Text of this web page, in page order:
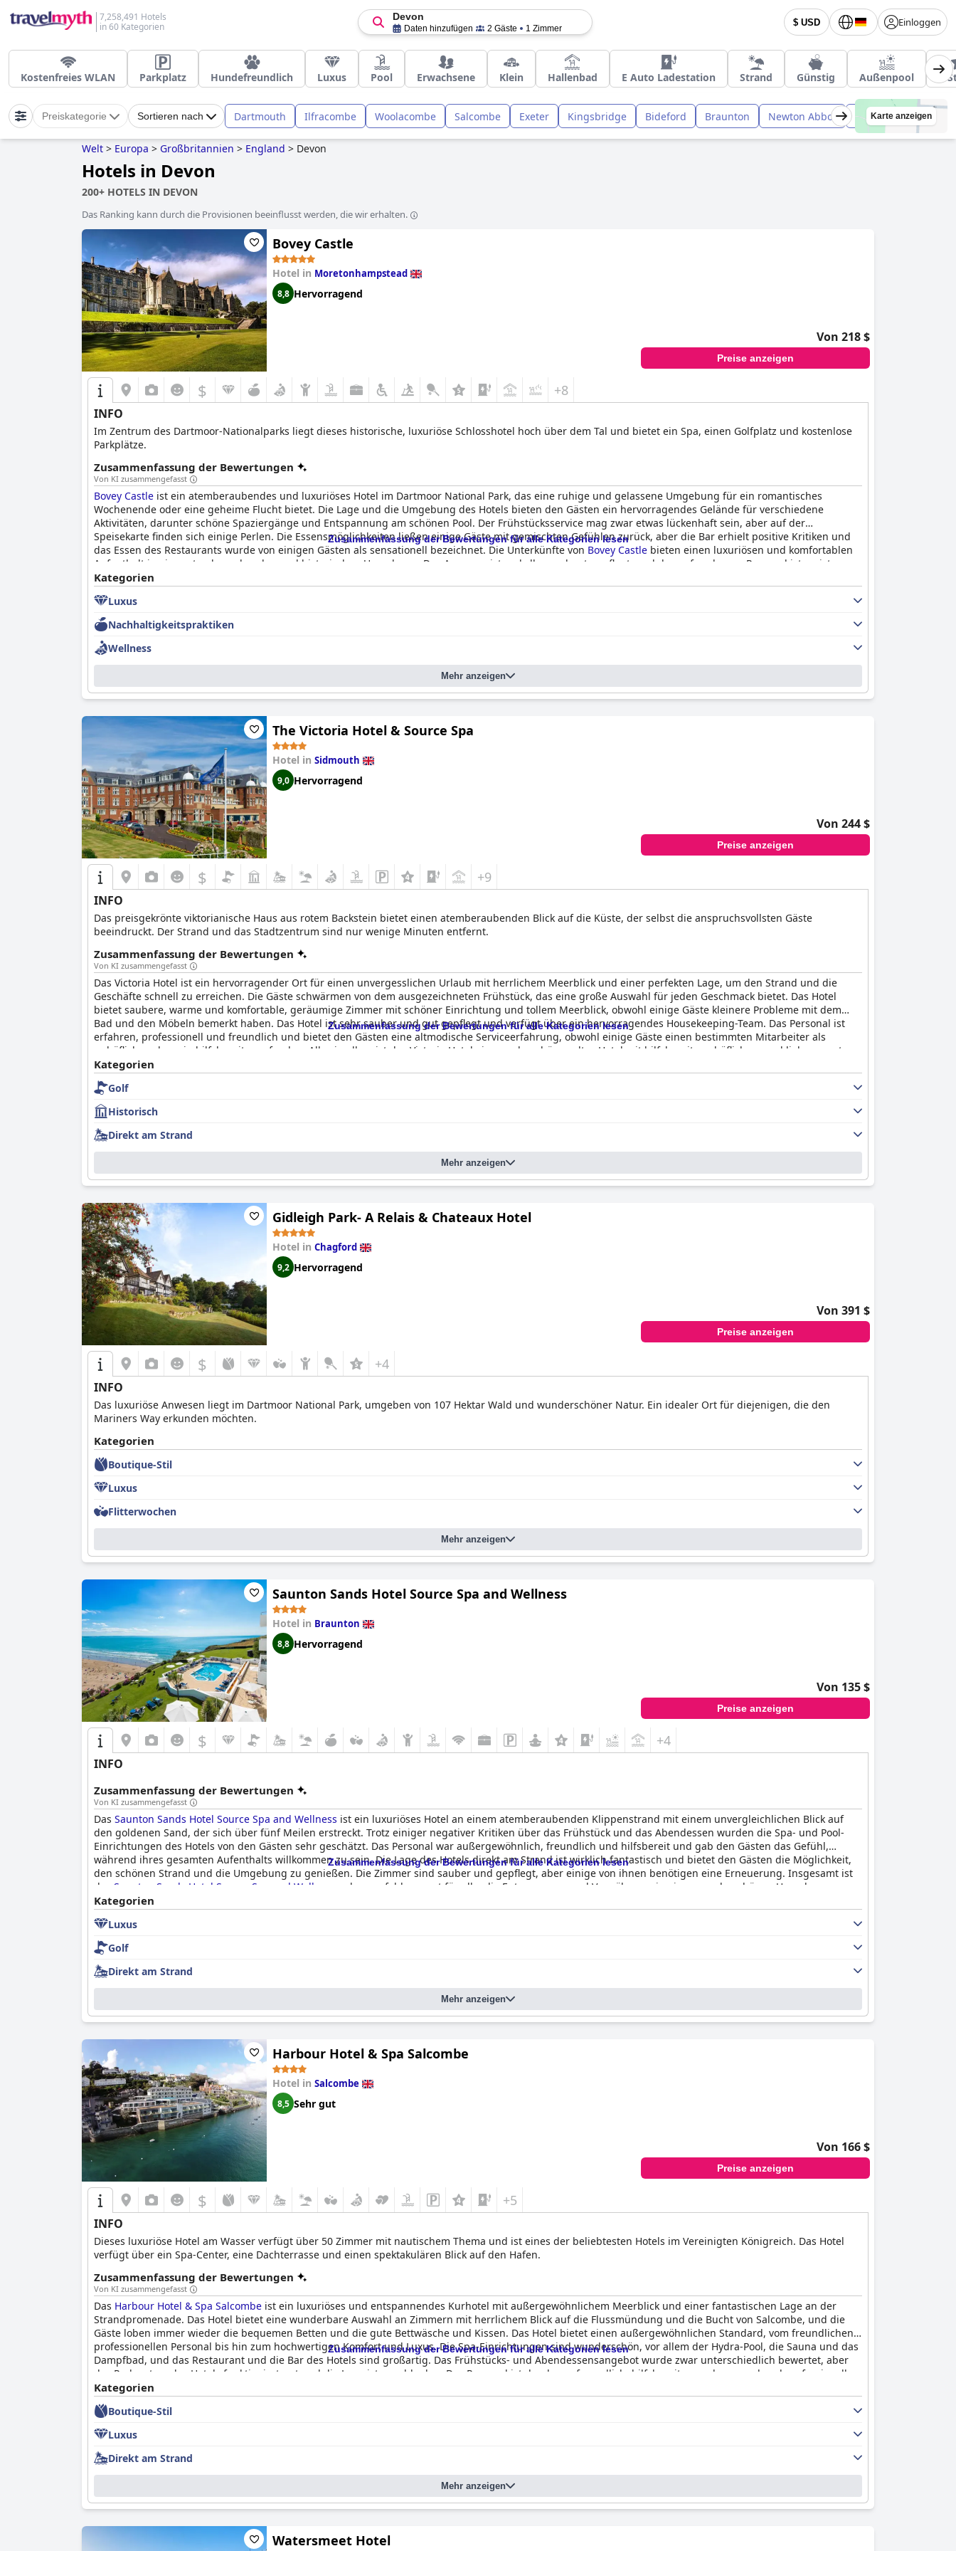
7,258,491 Hotels
in 60 Kategorien
$ USD Einloggen
Devon
Daten hinzufügen 2 Gäste 1 Zimmer
Kostenfreies WLAN Parkplatz Hundefreundlich Luxus Pool Erwachsene Klein Hallenbad E Auto Ladestation Strand Günstig Außenpool 4-
Preiskategorie Sortieren nach Dartmouth Ilfracombe Woolacombe Salcombe Exeter Kingsbridge Bideford Braunton Newton Abbot Exmouth
Karte anzeigen
Welt > Europa > Großbritannien > England > Devon
Hotels in Devon
200+ HOTELS IN DEVON
Das Ranking kann durch die Provisionen beeinflusst werden, die wir erhalten.
Bovey Castle
Hotel in Moretonhampstead
8,8 Hervorragend
Von 218 $
Preise anzeigen
$ +8
INFO
Im Zentrum des Dartmoor-Nationalparks liegt dieses historische, luxuriöse Schlosshotel hoch über dem Tal und bietet ein Spa, einen Golfplatz und kostenlose
Parkplätze.
Zusammenfassung der Bewertungen
Von KI zusammengefasst
Bovey Castle ist ein atemberaubendes und luxuriöses Hotel im Dartmoor National Park, das eine ruhige und gelassene Umgebung für ein romantisches
Wochenende oder eine geheime Flucht bietet. Die Lage und die Umgebung des Hotels bieten den Gästen ein hervorragendes Gelände für verschiedene
Aktivitäten, darunter schöne Spaziergänge und Entspannung am schönen Pool. Der Frühstücksservice mag zwar etwas lückenhaft sein, aber auf der
Speisekarte finden sich einige Perlen. Die Essensmöglichkeiten ließen einige Gäste mit gemischten Gefühlen zurück, aber die Bar erhielt positive Kritiken und
das Essen des Restaurants wurde von einigen Gästen als sensationell bezeichnet. Die Unterkünfte von Bovey Castle bieten einen luxuriösen und komfortablen
Aufenthalt in einer atemberaubenden und historischen Umgebung. Das Anwesen ist makellos und gut gepflegt, und das aufmerksame Personal ist meist
freundlich und hilfsbereit. Das Spa und der Poolbereich sind sehr angenehm, auch wenn für die Nutzung der Spa-Einrichtungen zusätzliche Gebühren
anfallen. DasBovey Castleist ein familienfreundliches Hotel, das sich an alle Altersgruppen wendet, auch an Familien mit kleinen Kindern. Während einige
Bewertungen darauf hindeuten, dass der Service und der Standard des Hotels hinter den Erwartungen an ein Fünf-Sterne-Hotel zurückbleiben, beschreiben
andere ihn als außergewöhnlich und göttlich. Insgesamt ist
entgehen lassen sollte.
Zusammenfassung der Bewertungen für alle Kategorien lesen
Kategorien
Luxus
Nachhaltigkeitspraktiken
Wellness
Mehr anzeigen
The Victoria Hotel & Source Spa
Hotel in Sidmouth
9,0 Hervorragend
Von 244 $
Preise anzeigen
$ +9
INFO
Das preisgekrönte viktorianische Haus aus rotem Backstein bietet einen atemberaubenden Blick auf die Küste, der selbst die anspruchsvollsten Gäste
beeindruckt. Der Strand und das Stadtzentrum sind nur wenige Minuten entfernt.
Zusammenfassung der Bewertungen
Von KI zusammengefasst
Das Victoria Hotel ist ein hervorragender Ort für einen unvergesslichen Urlaub mit herrlichem Meerblick und einer perfekten Lage, um den Strand und die
Geschäfte schnell zu erreichen. Die Gäste schwärmen von dem ausgezeichneten Frühstück, das eine große Auswahl für jeden Geschmack bietet. Das Hotel
bietet saubere, warme und komfortable, geräumige Zimmer mit schöner Einrichtung und tollem Meerblick, obwohl einige Gäste kleinere Probleme mit dem
Bad und den Möbeln bemerkt haben. Das Hotel ist sehr sauber und gut gepflegt und verfügt über ein hervorragendes Housekeeping-Team. Das Personal ist
erfahren, professionell und freundlich und bietet den Gästen eine altmodische Serviceerfahrung, obwohl einige Gäste einen bestimmten Mitarbeiter als
unhöflich und wenig hilfsbereit empfanden. Alles in allem ist das Victoria Hotel ein wunderschönes altes Hotel mit hilfsbereitem, höflichem und liebenswertem
Personal, das an einem perfekten Ort liegt, um einen unvergesslichen Urlaub zu verbringen.
Zusammenfassung der Bewertungen für alle Kategorien lesen
Kategorien
Golf
Historisch
Direkt am Strand
Mehr anzeigen
Gidleigh Park- A Relais & Chateaux Hotel
Hotel in Chagford
9,2 Hervorragend
Von 391 $
Preise anzeigen
$ +4
INFO
Das luxuriöse Anwesen liegt im Dartmoor National Park, umgeben von 107 Hektar Wald und wunderschöner Natur. Ein idealer Ort für diejenigen, die den
Mariners Way erkunden möchten.
Kategorien
Boutique-Stil
Luxus
Flitterwochen
Mehr anzeigen
Saunton Sands Hotel Source Spa and Wellness
Hotel in Braunton
8,8 Hervorragend
Von 135 $
Preise anzeigen
$ +4
INFO
Zusammenfassung der Bewertungen
Von KI zusammengefasst
Das Saunton Sands Hotel Source Spa and Wellness ist ein luxuriöses Hotel an einem atemberaubenden Klippenstrand mit einem unvergleichlichen Blick auf
den goldenen Sand, der sich über fünf Meilen erstreckt. Trotz einiger negativer Kritiken über das Frühstück und das Abendessen wurden die Spa- und Pool-
Einrichtungen des Hotels von den Gästen sehr geschätzt. Das Personal war außergewöhnlich, freundlich und hilfsbereit und gab den Gästen das Gefühl,
während ihres gesamten Aufenthalts willkommen zu sein. Die Lage des Hotels direkt am Strand ist wirklich fantastisch und bietet den Gästen die Möglichkeit,
den schönen Strand und die Umgebung zu genießen. Die Zimmer sind sauber und gepflegt, aber einige von ihnen benötigen eine Erneuerung. Insgesamt ist
das Saunton Sands Hotel Source Spa and Wellness
sehr empfehlenswert für alle, die Entspannung und Verwöhnung in einer wunderschönen Umgebung
suchen.
Zusammenfassung der Bewertungen für alle Kategorien lesen
Kategorien
Luxus
Golf
Direkt am Strand
Mehr anzeigen
Harbour Hotel & Spa Salcombe
Hotel in Salcombe
8,5 Sehr gut
Von 166 $
Preise anzeigen
$ +5
INFO
Dieses luxuriöse Hotel am Wasser verfügt über 50 Zimmer mit nautischem Thema und ist eines der beliebtesten Hotels im Vereinigten Königreich. Das Hotel
verfügt über ein Spa-Center, eine Dachterrasse und einen spektakulären Blick auf den Hafen.
Zusammenfassung der Bewertungen
Von KI zusammengefasst
Das Harbour Hotel & Spa Salcombe ist ein luxuriöses und entspannendes Kurhotel mit außergewöhnlichem Meerblick und einer fantastischen Lage an der
Strandpromenade. Das Hotel bietet eine wunderbare Auswahl an Zimmern mit herrlichem Blick auf die Flussmündung und die Bucht von Salcombe, und die
Gäste loben immer wieder die bequemen Betten und die gute Bettwäsche und Kissen. Das Hotel bietet einen außergewöhnlichen Standard, vom freundlichen,
professionellen Personal bis hin zum hochwertigen Komfort und Luxus. Die Spa-Einrichtungen sind wunderschön, vor allem der Hydra-Pool, die Sauna und das
Dampfbad, und das Restaurant und die Bar des Hotels sind großartig. Das Frühstücks- und Abendessensangebot wurde zwar unterschiedlich bewertet, aber
das Parksystem des Hotels funktioniert gut und die Lage ist unschlagbar. Das Personal ist durchweg freundlich, hilfsbereit, zuvorkommend und professionell,
und das Hotel strahlt Luxus und Entspannung aus. Insgesamt bietet das
mit außergewöhnlichem Service und spektakulärer Aussicht.
Zusammenfassung der Bewertungen für alle Kategorien lesen
Kategorien
Boutique-Stil
Luxus
Direkt am Strand
Mehr anzeigen
Watersmeet Hotel